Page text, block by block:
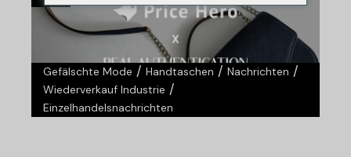
Gefälschte Mode /Handtaschen /Nachrichten /
Wiederverkauf Industrie /
Einzelhandelsnachrichten